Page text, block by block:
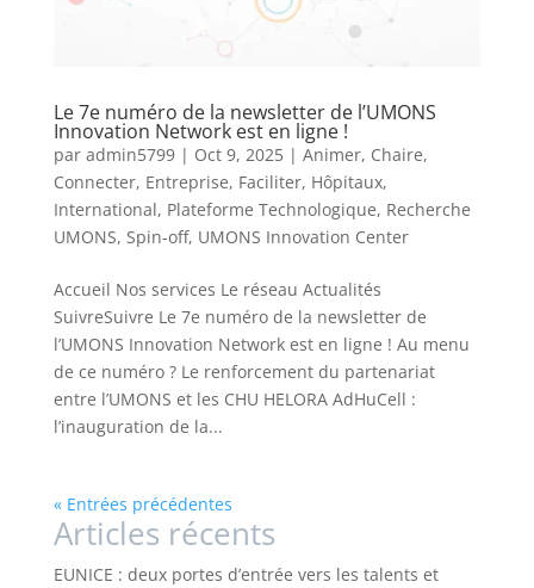
Le 7e numéro de la newsletter de l’UMONS
Innovation Network est en ligne !
par admin5799| Oct 9, 2025| Animer, Chaire,
Connecter, Entreprise, Faciliter, Hôpitaux,
International, Plateforme Technologique, Recherche
UMONS, Spin-off, UMONS Innovation Center
Accueil Nos services Le réseau Actualités
SuivreSuivre Le 7e numéro de la newsletter de
l’UMONS Innovation Network est en ligne ! Au menu
de ce numéro ? Le renforcement du partenariat
entre l’UMONS et les CHU HELORA AdHuCell :
l’inauguration de la...
« Entrées précédentes
Articles récents
EUNICE : deux portes d’entrée vers les talents et